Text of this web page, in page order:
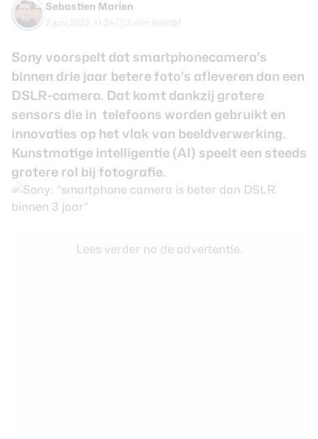
Sebastien Marien
2 juni 2022, 11:24 2 min leestijd
Sony voorspelt dat smartphonecamera’s
binnen drie jaar betere foto’s afleveren dan een
DSLR-camera. Dat komt dankzij grotere
sensors die in telefoons worden gebruikt en
innovaties op het vlak van beeldverwerking.
Kunstmatige intelligentie (AI) speelt een steeds
grotere rol bij fotografie.
Lees verder na de advertentie.